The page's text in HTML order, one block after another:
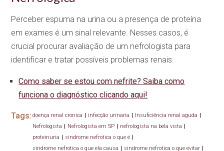
Perceber espuma na urina ou a presença de proteína
em exames é um sinal relevante. Nesses casos, é
crucial procurar avaliação de um nefrologista para
identificar e tratar possíveis problemas renais.
Como saber se estou com nefrite? Saiba como
funciona o diagnóstico clicando aqui!
Tags: doença renal cronica | infecção urinaria | Insuficiência renal aguda |
Nefrologista | Nefrologista em SP | nefrologista na bela vista |
proteinuria
sindrome nefrotica o que é
sindrome nefrotica o que ela causa
sindrome nefrotica o que evitar